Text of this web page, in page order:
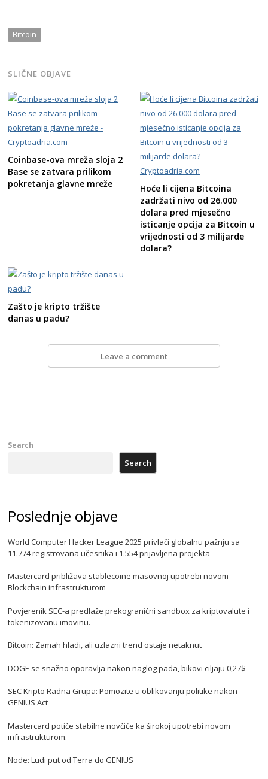
Bitcoin
SLIČNE OBJAVE
Coinbase-ova mreža sloja 2
Base se zatvara prilikom
pokretanja glavne mreže
Hoće li cijena Bitcoina
zadržati nivo od 26.000
dolara pred mjesečno
isticanje opcija za Bitcoin u
vrijednosti od 3 milijarde
dolara?
Zašto je kripto tržište
danas u padu?
Leave a comment
Search
Search
Poslednje objave
World Computer Hacker League 2025 privlači globalnu pažnju sa
11.774 registrovana učesnika i 1.554 prijavljena projekta
Mastercard približava stablecoine masovnoj upotrebi novom
Blockchain infrastrukturom
Povjerenik SEC-a predlaže prekogranični sandbox za kriptovalute i
tokenizovanu imovinu.
Bitcoin: Zamah hladi, ali uzlazni trend ostaje netaknut
DOGE se snažno oporavlja nakon naglog pada, bikovi ciljaju 0,27$
SEC Kripto Radna Grupa: Pomozite u oblikovanju politike nakon
GENIUS Act
Mastercard potiče stabilne novčiće ka širokoj upotrebi novom
infrastrukturom.
Node: Ludi put od Terra do GENIUS